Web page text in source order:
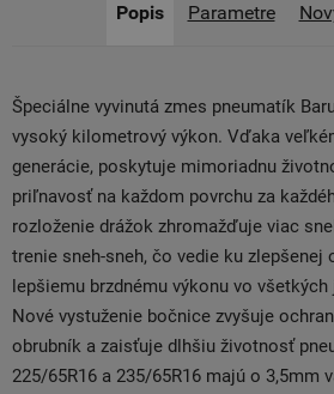
Popis Parametre
Špeciálne vyvinutá zmes pneumatík
vysoký kilometrový výkon. Vďaka
generácie, poskytuje mimoriadnu
priľnavosť na každom povrchu za
rozloženie drážok zhromažďuje viac
trenie sneh-sneh, čo vedie ku zlepšenej
lepšiemu brzdnému výkonu vo
Nové vystuženie bočnice zvyšuje
obrubník a zaisťuje dlhšiu životnosť
225/65R16 a 235/65R16 majú o 3,5mm